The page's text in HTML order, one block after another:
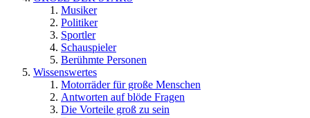
Musiker
Politiker
Sportler
Schauspieler
Berühmte Personen
Wissenswertes
Motorräder für große Menschen
Antworten auf blöde Fragen
Die Vorteile groß zu sein